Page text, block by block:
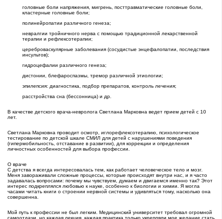
головные боли напряжения, мигрень, посттравматические головные боли,
кластерные головные боли;
полинейропатии различного генеза;
невралгии тройничного нерва с помощью традиционной лекарственной
терапии и рефлексотерапии;
цереброваскулярные заболевания (сосудистые энцефалопатии, последствия
инсультов);
гидроцефалии различного генеза;
дистонии, блефароспазмы, тремор различной этиологии;
эпилепсия: диагностика, подбор препаратов, контроль лечения;
расстройства сна (бессонница) и др.
В качестве детского врача-невролога Светлана Марковна ведет прием детей с 10
лет.
Светлана Марковна проводит осмотр, иглорефлексотерапию, психологическое
тестирование по детской шкале СМИЛ для детей с нарушениями поведения
(гипермобильность, отставание в развитии), для коррекции и определения
личностных особенностей для выбора профессии.
О враче
С детства я всегда интересовалась тем, как работает человеческое тело и мозг.
Меня завораживали сложные процессы, которые происходят внутри нас, и я часто
задавалась вопросами: почему мы чувствуем, думаем и двигаемся именно так? Этот
интерес подкреплялся любовью к науке, особенно к биологии и химии. Я могла
часами читать книги о строении нервной системы и удивляться тому, насколько она
совершенна.
Мой путь к профессии не был легким. Медицинский университет требовал огромной
самоотдачи, но каждая лекция, каждая практика только укрепляли мое желание стать